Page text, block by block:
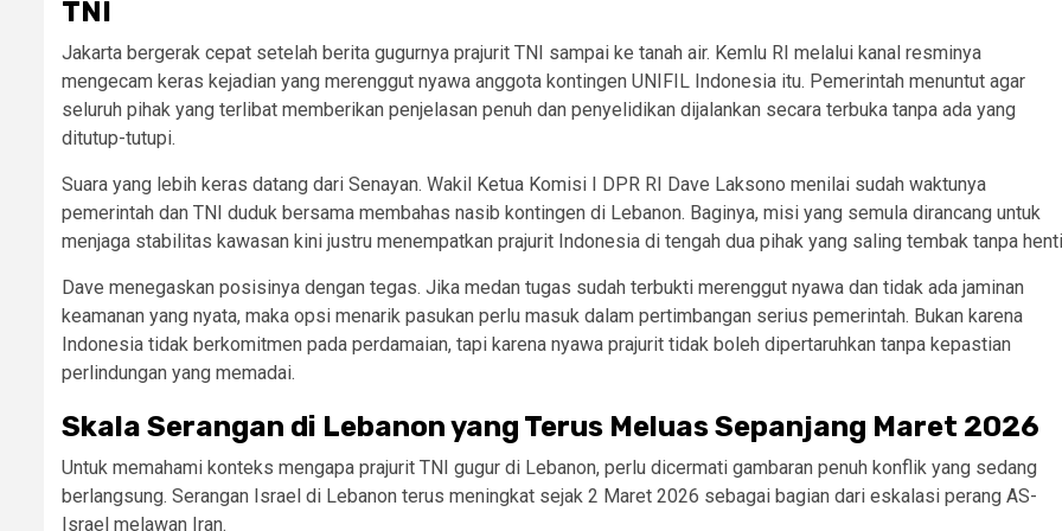
TNI
Jakarta bergerak cepat setelah berita gugurnya prajurit TNI sampai ke tanah air. Kemlu RI melalui kanal resminya
mengecam keras kejadian yang merenggut nyawa anggota kontingen UNIFIL Indonesia itu. Pemerintah menuntut agar
seluruh pihak yang terlibat memberikan penjelasan penuh dan penyelidikan dijalankan secara terbuka tanpa ada yang
ditutup-tutupi.
Suara yang lebih keras datang dari Senayan. Wakil Ketua Komisi I DPR RI Dave Laksono menilai sudah waktunya
pemerintah dan TNI duduk bersama membahas nasib kontingen di Lebanon. Baginya, misi yang semula dirancang untuk
menjaga stabilitas kawasan kini justru menempatkan prajurit Indonesia di tengah dua pihak yang saling tembak tanpa
Dave menegaskan posisinya dengan tegas. Jika medan tugas sudah terbukti merenggut nyawa dan tidak ada jaminan
keamanan yang nyata, maka opsi menarik pasukan perlu masuk dalam pertimbangan serius pemerintah. Bukan karena
Indonesia tidak berkomitmen pada perdamaian, tapi karena nyawa prajurit tidak boleh dipertaruhkan tanpa kepastian
perlindungan yang memadai.
Skala Serangan di Lebanon yang Terus Meluas Sepanjang Maret 2026
Untuk memahami konteks mengapa prajurit TNI gugur di Lebanon, perlu dicermati gambaran penuh konflik yang sedang
berlangsung. Serangan Israel di Lebanon terus meningkat sejak 2 Maret 2026 sebagai bagian dari eskalasi perang AS-
Israel melawan Iran.